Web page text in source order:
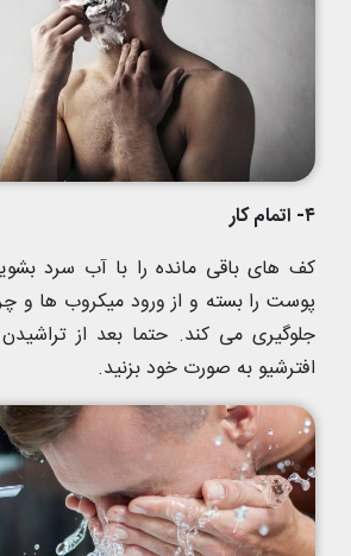
۴- اتمام کار
کف های باقی مانده را با آب سرد
پوست را بسته و از ورود میکروب ها و
جلوگیری می کند. حتما بعد از
افترشیو به صورت خود بزنید.